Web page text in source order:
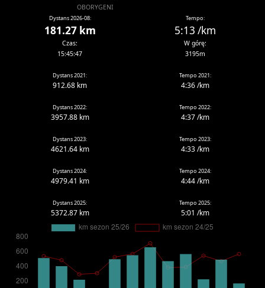
OBORYGENI
Dystans 2026-08:
181.27 km
Tempo:
5:13 /km
Czas:
15:45:47
W górę:
3195m
Dystans 2021:
912.68 km
Tempo 2021:
4:36 /km
Dystans 2022:
3957.88 km
Tempo 2022:
4:37 /km
Dystans 2023:
4621.64 km
Tempo 2023:
4:33 /km
Dystans 2024:
4979.41 km
Tempo 2024:
4:44 /km
Dystans 2025:
5372.87 km
Tempo 2025:
5:01 /km